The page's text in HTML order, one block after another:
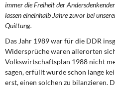
immer die Freiheit der
lassen eineinhalb Jahre zuvor bei
Quittung.
Das Jahr 1989 war für die DDR
Widersprüche waren allerorten
Volkswirtschaftsplan 1988 nicht
sagen, erfüllt wurde schon lange
erst, einen solchen zu bilanzieren.